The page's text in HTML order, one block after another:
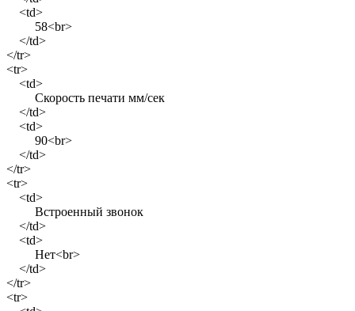
<td>
58<br>
</td>
</tr>
<tr>
<td>
Скорость печати мм/сек
</td>
<td>
90<br>
</td>
</tr>
<tr>
<td>
Встроенный звонок
</td>
<td>
Нет<br>
</td>
</tr>
<tr>